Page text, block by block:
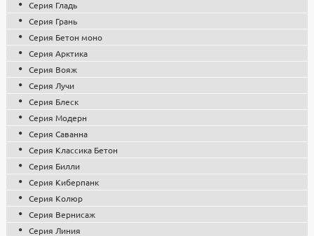
конкурсах и тендерах.
По вопросам о продукции, комплектации, цене, наличию на
телефону8-495-119-74-96
zakaz@stounhenge.ru
Низкая цена на парковую, садовую и уличную мебель, МАФ
обусловлена собственным производством и большими
объемами, что позволило снизить себестоимость продукции.
Все изделия проходят контроль качества, используются
сертифицированные комплектующие и материалы. Гарантия
1 год.
Бетон
Материал сидения
Дерево
Серия Гладь
Серия Грань
Серия Бетон моно
Серия Арктика
Серия Вояж
Серия Лучи
Серия Блеск
Серия Модерн
Серия Саванна
Серия Классика Бетон
Серия Билли
Серия Киберпанк
Серия Колюр
Серия Вернисаж
Серия Линия